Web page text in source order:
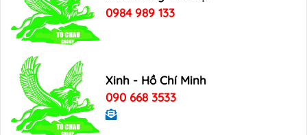
0984 989 133
Xinh - Hồ Chí Minh
090 668 3533